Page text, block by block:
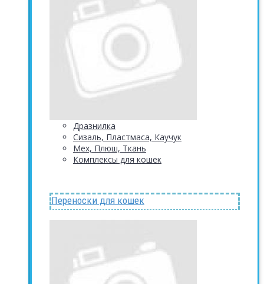
Дразнилка
Сизаль, Пластмаса, Каучук
Мех, Плюш, Ткань
Комплексы для кошек
Переноски для кошек